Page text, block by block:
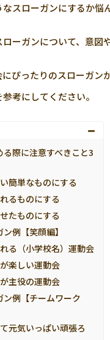
スローガンにするか悩
ーガンについて、意図
ぴったりのスローガン
考にしてください。
際に注意すべきこと3
簡単なものにする
るものにする
たものにする
例【笑顔編】
る（小学校名）運動会
楽しい運動会
主役の運動会
例【チームワーク
元気いっぱい頑張ろ